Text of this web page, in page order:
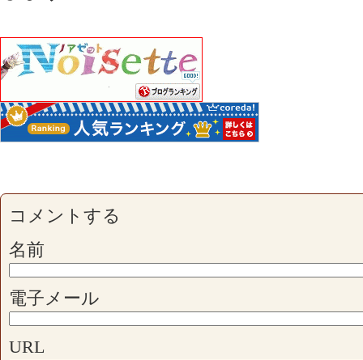
コメントする
名前
電子メール
URL